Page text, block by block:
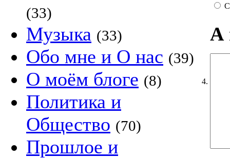
(33)
Музыка (33)
Обо мне и О нас (39)
О моём блоге (8)
Политика и
Общество (70)
Прошлое и
4.
А